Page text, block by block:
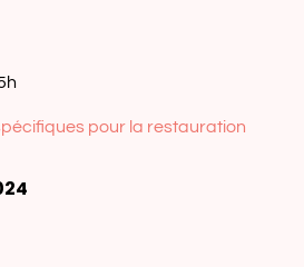
pour la restauration